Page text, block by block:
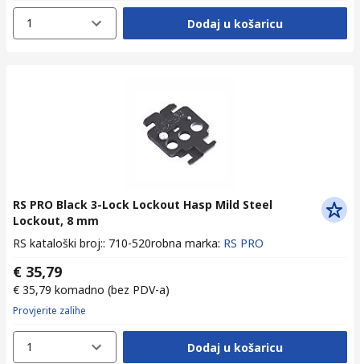
1 Dodaj u košaricu
RS PRO Black 3-Lock Lockout Hasp Mild Steel
Lockout, 8 mm
RS kataloški broj:: 710-520robna marka: RS PRO
€ 35,79
€ 35,79 komadno (bez PDV-a)
Provjerite zalihe
1 Dodaj u košaricu